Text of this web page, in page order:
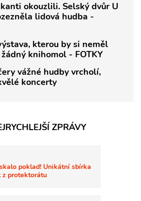
okouzlili. Selský dvůr U
lidová hudba -
kterou by si neměl
knihomol - FOTKY
vážné hudby vrcholí,
koncerty
ZPRÁVY
poklad! Unikátní sbírka
z protektorátu